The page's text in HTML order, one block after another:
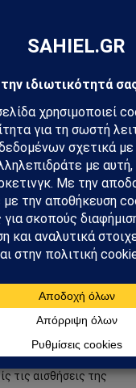
Ελλάδας–Κύπρου:
– Η Γαλλία μπαίνει
– Υεμένη: Το Ριάντ
– Στο επίκεντρο
Αττική: Πύρινος
και μάχη με τις φλόγες
παρασύρθηκε από συρμό
τις αισθήσεις της